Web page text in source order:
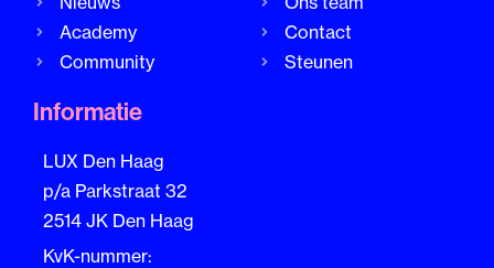
Academy
Community
Contact
Steunen
Informatie
LUX Den Haag
p/a Parkstraat 32
2514 JK Den Haag
KvK-nummer: